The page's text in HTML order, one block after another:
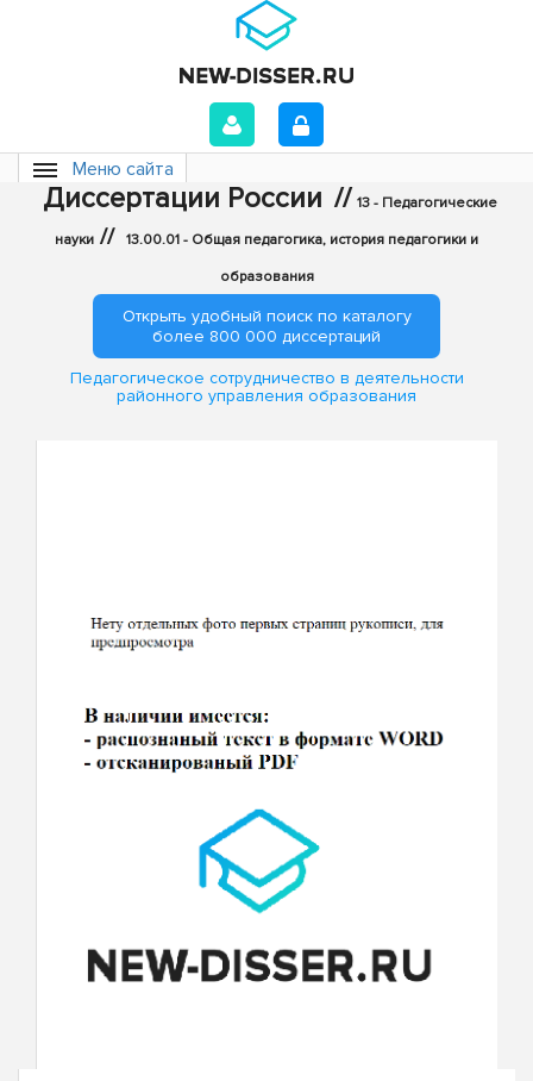
Меню сайта
Диссертации России // 13 - Педагогические
науки // 13.00.01 - Общая педагогика, история педагогики и
образования
Открыть удобный поиск по каталогу
более 800 000 диссертаций
Педагогическое сотрудничество в деятельности
районного управления образования